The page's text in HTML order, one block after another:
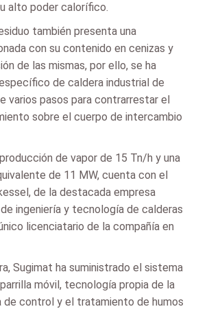
alto poder calorífico.
también presenta una
con su contenido en cenizas y
de las mismas, por ello, se ha
de caldera industrial de
varios pasos para contrarrestar el
sobre el cuerpo de intercambio
de vapor de 15 Tn/h y una
de 11 MW, cuenta con el
de la destacada empresa
ingeniería y tecnología de calderas
licenciatario de la compañía en
Sugimat ha suministrado el sistema
móvil, tecnología propia de la
de control y el tratamiento de humos